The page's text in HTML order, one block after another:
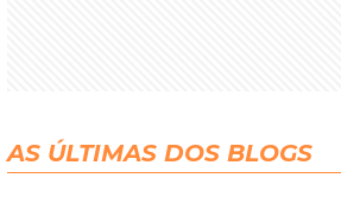
AS ÚLTIMAS DOS BLOGS